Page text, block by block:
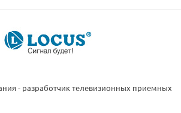
- разработчик телевизионных приемных